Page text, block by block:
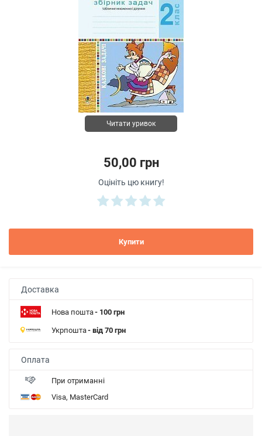
Читати уривок
50,00 грн
Оцініть цю книгу!
Купити
Доставка
Нова пошта- 100 грн
Укрпошта- від 70 грн
Оплата
При отриманні
Visa, MasterCard